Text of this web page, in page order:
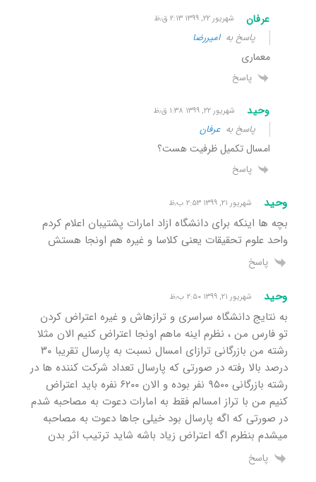
عرفان شهریور ۲۲, ۱۳۹۹ ۲:۱۳ ق٫ظ
پاسخ بهامیررضا
معماری
پاسخ
وحید شهریور ۲۲, ۱۳۹۹ ۱:۳۸ ق٫ظ
پاسخ بهعرفان
امسال تکمیل ظرفیت هست؟
پاسخ
وحید شهریور ۲۱, ۱۳۹۹ ۲:۵۳ ب٫ظ
بچه ها اینکه برای دانشگاه ازاد امارات پشتیبان اعلام کردم
واحد علوم تحقیقات یعنی کلاسا و غیره هم اونجا هستش
پاسخ
وحید شهریور ۲۱, ۱۳۹۹ ۲:۵۰ ب٫ظ
به نتایج دانشگاه سراسری و ترازهاش و غیره اعتراض کردن
تو فارس من ، نظرم اینه ماهم اونجا اعتراض کنیم الان مثلا
رشته من بازرگانی ترازای امسال نسبت به پارسال تقریبا ۳۰
درصد بالا رفته در صورتی که پارسال تعداد شرکت کننده ها در
رشته بازرگانی ۹۵۰۰ نفر بوده و الان ۶۲۰۰ نفره باید اعتراض
کنیم من با تراز امسالم فقط به امارات دعوت به مصاحبه شدم
در صورتی که اگه پارسال بود خیلی جاها دعوت به مصاحبه
میشدم بنظرم اگه اعتراض زیاد باشه شاید ترتیب اثر بدن
پاسخ